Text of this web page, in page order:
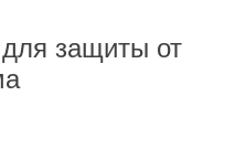
защиты от